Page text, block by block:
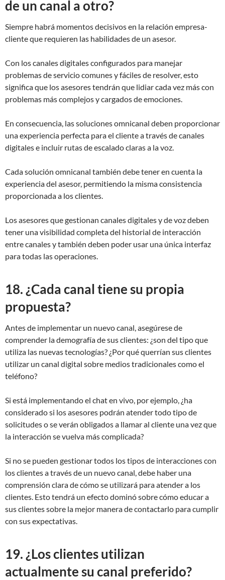
de un canal a otro?
Siempre habrá momentos decisivos en la relación empresa-
cliente que requieren las habilidades de un asesor.
Con los canales digitales configurados para manejar
problemas de servicio comunes y fáciles de resolver, esto
significa que los asesores tendrán que lidiar cada vez más con
problemas más complejos y cargados de emociones.
En consecuencia, las soluciones omnicanal deben proporcionar
una experiencia perfecta para el cliente a través de canales
digitales e incluir rutas de escalado claras a la voz.
Cada solución omnicanal también debe tener en cuenta la
experiencia del asesor, permitiendo la misma consistencia
proporcionada a los clientes.
Los asesores que gestionan canales digitales y de voz deben
tener una visibilidad completa del historial de interacción
entre canales y también deben poder usar una única interfaz
para todas las operaciones.
18. ¿Cada canal tiene su propia
propuesta?
Antes de implementar un nuevo canal, asegúrese de
comprender la demografía de sus clientes: ¿son del tipo que
utiliza las nuevas tecnologías? ¿Por qué querrían sus clientes
utilizar un canal digital sobre medios tradicionales como el
teléfono?
Si está implementando el chat en vivo, por ejemplo, ¿ha
considerado si los asesores podrán atender todo tipo de
solicitudes o se verán obligados a llamar al cliente una vez que
la interacción se vuelva más complicada?
Si no se pueden gestionar todos los tipos de interacciones con
los clientes a través de un nuevo canal, debe haber una
comprensión clara de cómo se utilizará para atender a los
clientes. Esto tendrá un efecto dominó sobre cómo educar a
sus clientes sobre la mejor manera de contactarlo para cumplir
con sus expectativas.
19. ¿Los clientes utilizan
actualmente su canal preferido?